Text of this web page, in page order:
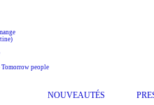
people
NOUVEAUTÉS